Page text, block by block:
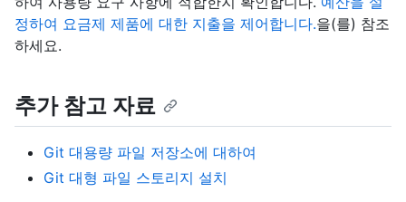
정하여 요금제 제품에 대한 지출을 제어합니다.을(를) 참조
하세요.
추가 참고 자료
Git 대용량 파일 저장소에 대하여
Git 대형 파일 스토리지 설치